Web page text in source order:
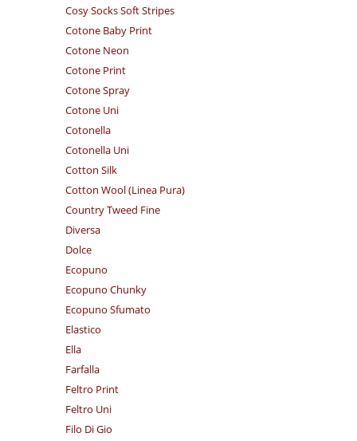
Cosy Socks Soft Stripes
Cotone Baby Print
Cotone Neon
Cotone Print
Cotone Spray
Cotone Uni
Cotonella
Cotonella Uni
Cotton Silk
Cotton Wool (Linea Pura)
Country Tweed Fine
Diversa
Dolce
Ecopuno
Ecopuno Chunky
Ecopuno Sfumato
Elastico
Ella
Farfalla
Feltro Print
Feltro Uni
Filo Di Gio